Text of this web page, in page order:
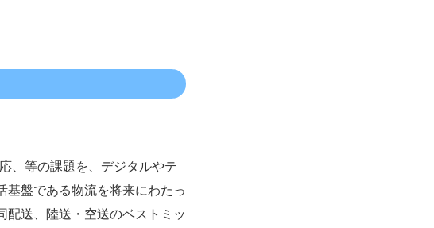
、等の課題を、デジタルやテ
基盤である物流を将来にわたっ
送、陸送・空送のベストミッ